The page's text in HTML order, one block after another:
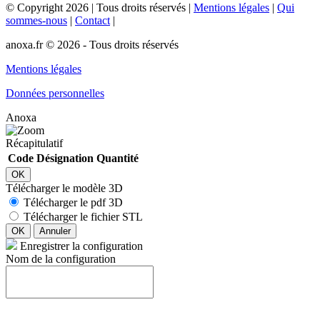
© Copyright 2026 | Tous droits réservés | Mentions légales | Qui
sommes-nous | Contact |
anoxa.fr © 2026 - Tous droits réservés
Mentions légales
Données personnelles
Anoxa
Récapitulatif
Code Désignation Quantité
OK
Télécharger le modèle 3D
Télécharger le pdf 3D
Télécharger le fichier STL
OK Annuler
Enregistrer la configuration
Nom de la configuration